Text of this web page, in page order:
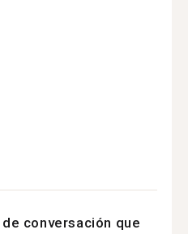
conversación que